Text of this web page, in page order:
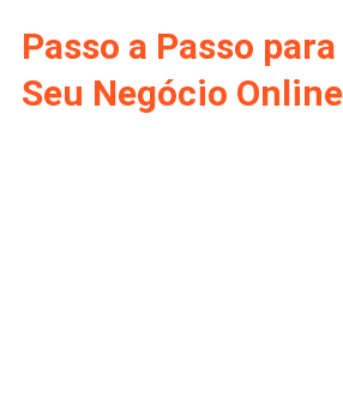
Passo a Passo
Seu Negócio